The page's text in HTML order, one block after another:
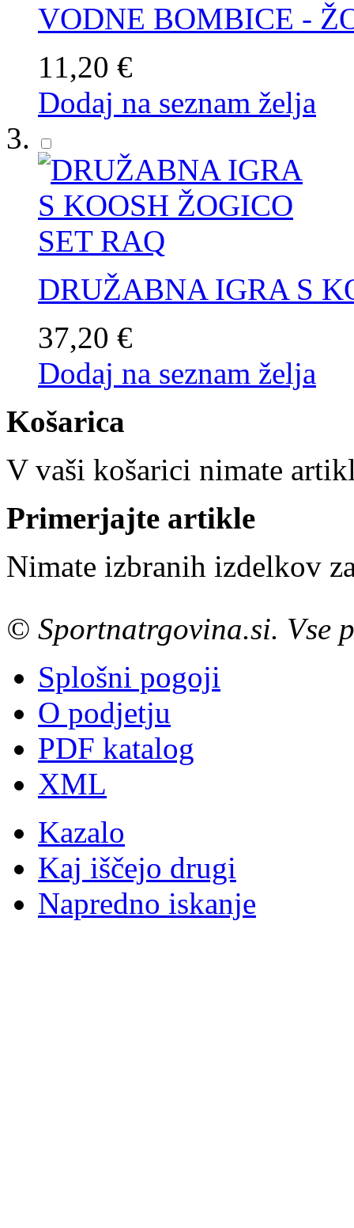
VODNE BOMBICE -
11,20 €
Dodaj na seznam želja
DRUŽABNA IGRA S
37,20 €
Dodaj na seznam želja
Košarica
V vaši košarici nimate
Primerjajte artikle
Nimate izbranih izdelkov
© Sportnatrgovina.si. Vse
Splošni pogoji
O podjetju
PDF katalog
XML
Kazalo
Kaj iščejo drugi
Napredno iskanje